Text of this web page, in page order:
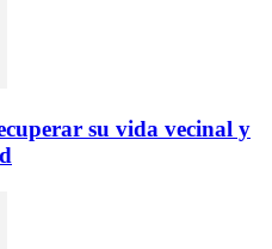
su vida vecinal y